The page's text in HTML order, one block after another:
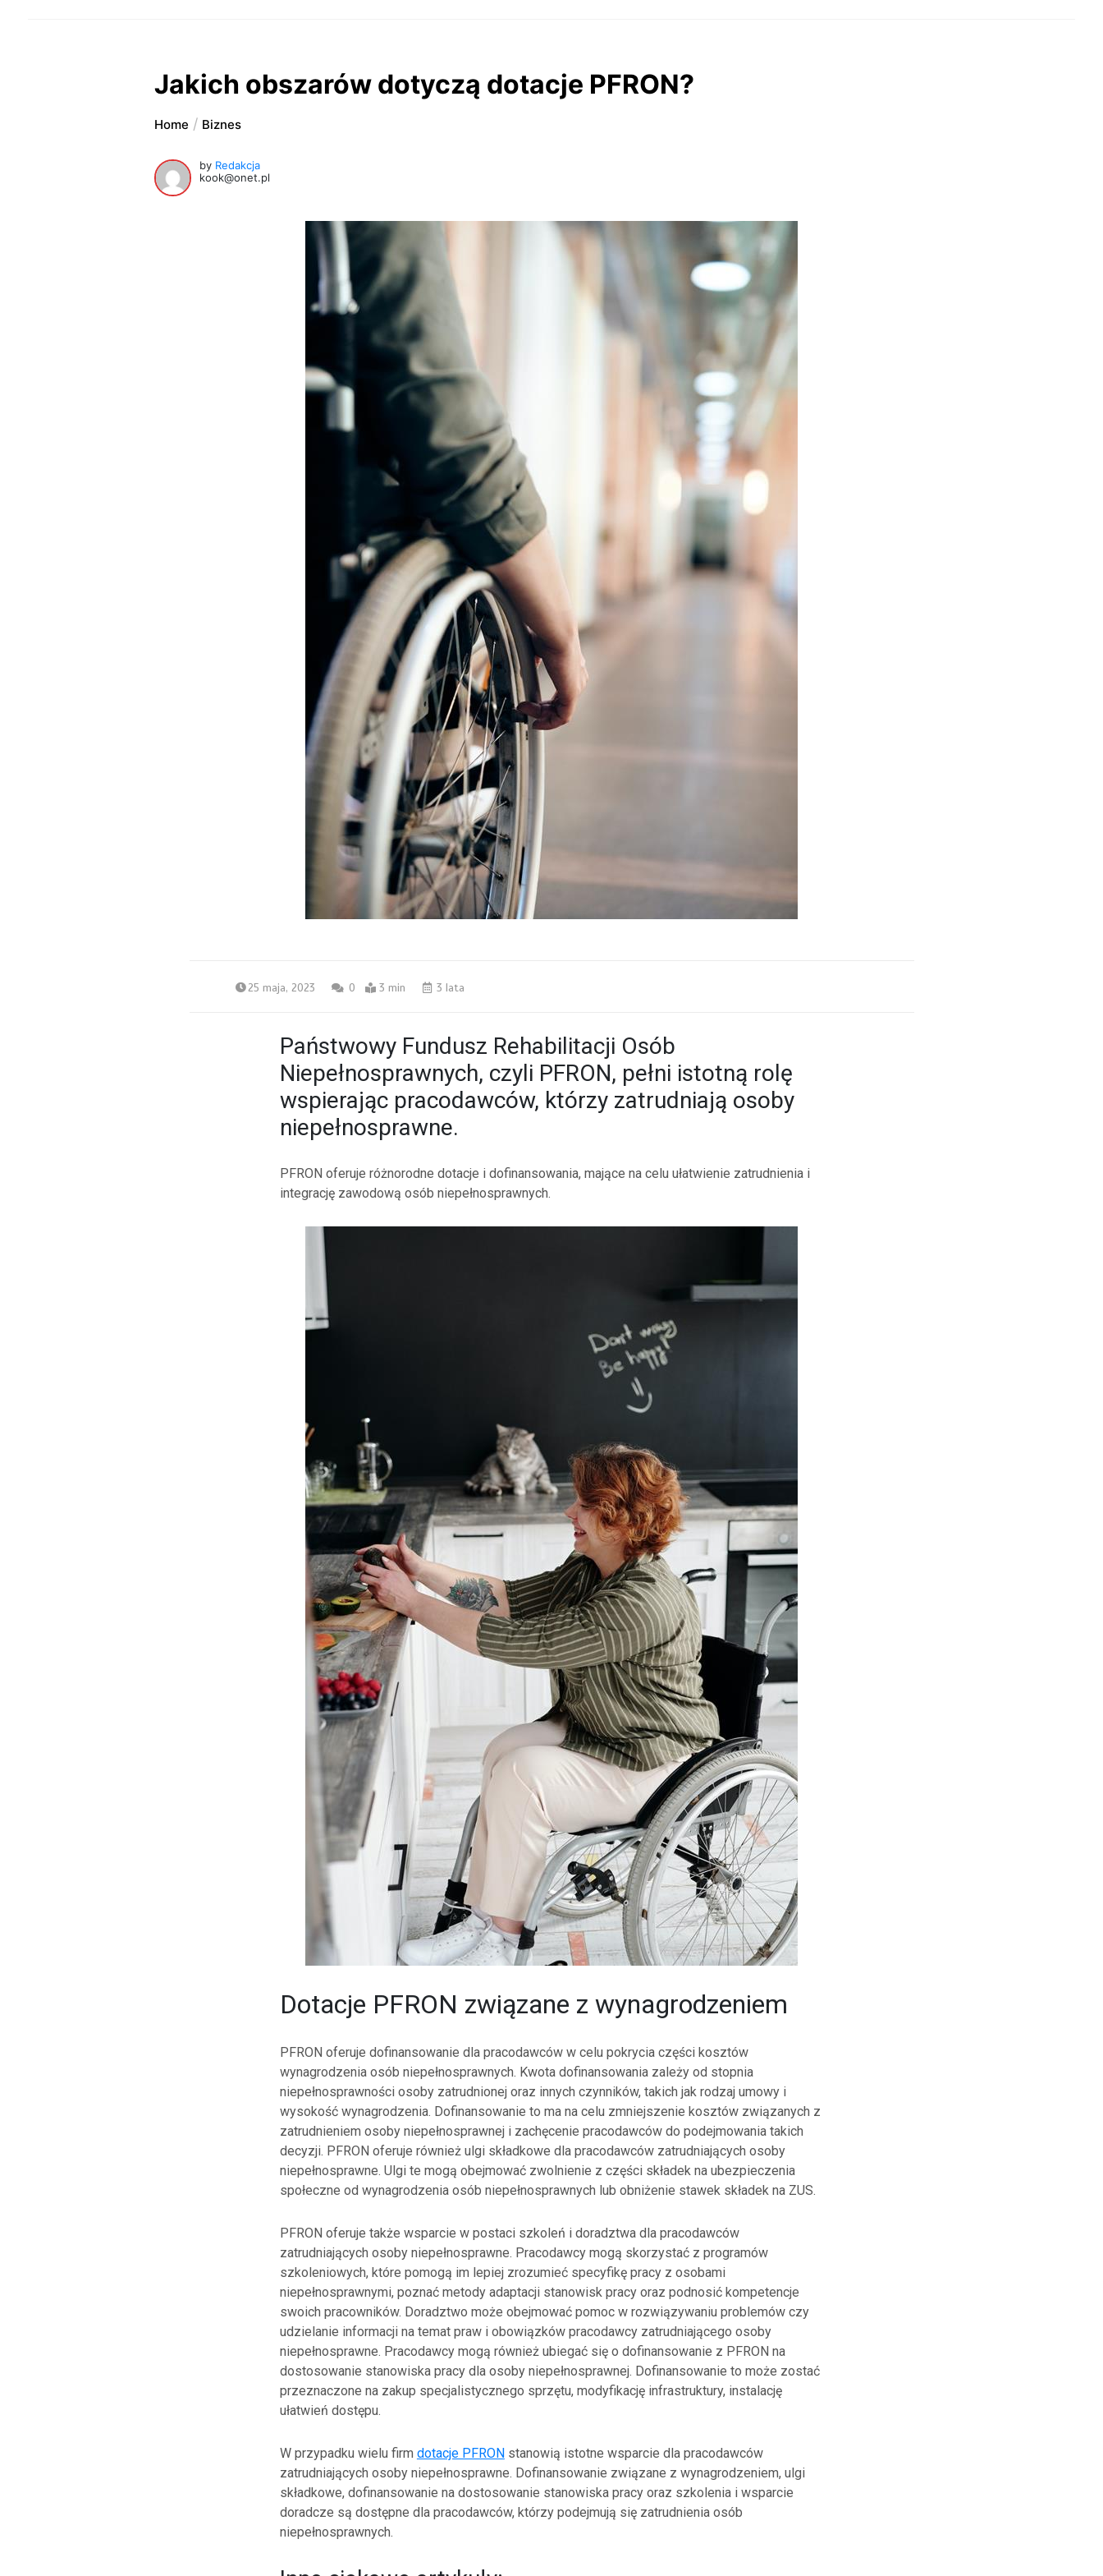
Jakich obszarów dotyczą dotacje PFRON?
Home Biznes
by Redakcja
kook@onet.pl
25 maja, 2023 0 3 min 3 lata
Państwowy Fundusz Rehabilitacji Osób
Niepełnosprawnych, czyli PFRON, pełni istotną rolę
wspierając pracodawców, którzy zatrudniają osoby
niepełnosprawne.
PFRON oferuje różnorodne dotacje i dofinansowania, mające na celu ułatwienie zatrudnienia i
integrację zawodową osób niepełnosprawnych.
Dotacje PFRON związane z wynagrodzeniem
PFRON oferuje dofinansowanie dla pracodawców w celu pokrycia części kosztów
wynagrodzenia osób niepełnosprawnych. Kwota dofinansowania zależy od stopnia
niepełnosprawności osoby zatrudnionej oraz innych czynników, takich jak rodzaj umowy i
wysokość wynagrodzenia. Dofinansowanie to ma na celu zmniejszenie kosztów związanych z
zatrudnieniem osoby niepełnosprawnej i zachęcenie pracodawców do podejmowania takich
decyzji. PFRON oferuje również ulgi składkowe dla pracodawców zatrudniających osoby
niepełnosprawne. Ulgi te mogą obejmować zwolnienie z części składek na ubezpieczenia
społeczne od wynagrodzenia osób niepełnosprawnych lub obniżenie stawek składek na ZUS.
PFRON oferuje także wsparcie w postaci szkoleń i doradztwa dla pracodawców
zatrudniających osoby niepełnosprawne. Pracodawcy mogą skorzystać z programów
szkoleniowych, które pomogą im lepiej zrozumieć specyfikę pracy z osobami
niepełnosprawnymi, poznać metody adaptacji stanowisk pracy oraz podnosić kompetencje
swoich pracowników. Doradztwo może obejmować pomoc w rozwiązywaniu problemów czy
udzielanie informacji na temat praw i obowiązków pracodawcy zatrudniającego osoby
niepełnosprawne. Pracodawcy mogą również ubiegać się o dofinansowanie z PFRON na
dostosowanie stanowiska pracy dla osoby niepełnosprawnej. Dofinansowanie to może zostać
przeznaczone na zakup specjalistycznego sprzętu, modyfikację infrastruktury, instalację
ułatwień dostępu.
W przypadku wielu firm dotacje PFRONstanowią istotne wsparcie dla pracodawców
zatrudniających osoby niepełnosprawne. Dofinansowanie związane z wynagrodzeniem, ulgi
składkowe, dofinansowanie na dostosowanie stanowiska pracy oraz szkolenia i wsparcie
doradcze są dostępne dla pracodawców, którzy podejmują się zatrudnienia osób
niepełnosprawnych.